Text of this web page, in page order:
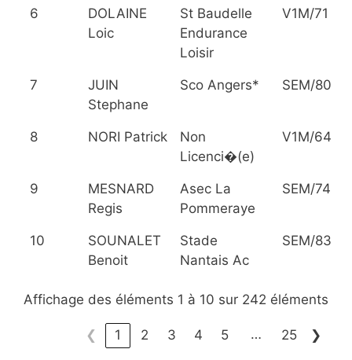
6
DOLAINE
Loic
St Baudelle
Endurance
Loisir
V1M/71
7
JUIN
Stephane
Sco Angers* SEM/80
8 NORI Patrick
Non
Licenci�(e)
V1M/64
9
MESNARD
Regis
Asec La
Pommeraye
SEM/74
10
SOUNALET
Benoit
Stade
Nantais Ac
SEM/83
Affichage des éléments 1 à 10 sur 242 éléments
❮ 1 2 3 4 5 … 25 ❯